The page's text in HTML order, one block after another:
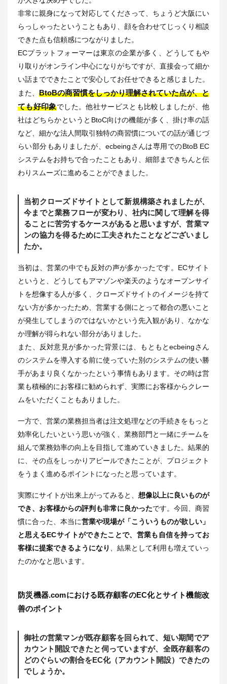
非常に親身になって対応してくださって、ちょうど大阪にい
らっしゃったということもあり、顔を合わせてじっくり相談
できた点も信頼感につながりました。
ECプラットフォーマーは東京の企業が多く、どうしてもや
り取りがオンライン中心になりがちですが、直接会って細か
い話までできたことで安心してお任せできると感じました。
また、 BtoBの商習慣をしっかり理解されていた点が、と
ても好印象でした。他社サービスとも比較しましたが、他
社はどちらかというとBtoC向けの機能が多く、掛け率の話
など、細かな法人間取引独特の商習慣についての話が通じづ
らい部分もありましたが、ecbeingさんは専用でのBtoB EC
システムをお持ちで合ったこともあり、細部まできちんと伝
わりスムーズに進めることができました。
当初クローズドサイトとして新規構築されましたが、
今までと業務フローが変わり、社内に関して理解を得
ることに苦労するケースがあると思いますが、営業マ
ンの協力を得るために工夫されたことなどございまし
たか。
当初は、営業の中でも反対の声が多かったです。ECサイト
というと、どうしてもアマゾンや楽天のようなオープンサイ
トを想像する人が多く、クローズドサイトのイメージを持て
ない方が多かったため、営業する側にとって都合の悪いこと
が発生してしまうのではないかという先入観があり、なかな
か理解が得られない部分がありました。
また、反対意見が多かった背景には、もともとecbeingさん
のシステムを導入する前に使っていた別のシステムの使い勝
手があまり良くなかったという事情もあります。その時は営
業も積極的にお客様に勧められず、実際にお客様からクレー
ムをいただくこともありました。
一方で、営業の業務担当者は注文処理などの手続きをもっと
効率化したいという思いが強く、業務部門と一緒にチームを
組んで業務効率の向上を目指して進めていきました。結果的
に、その点をしっかりアピールできたことが、プロジェクト
をうまく進めるポイントになったと思っています。
実際にサイトが出来上がってみると、 想像以上に良いものが
でき、お客様からの評判も非常に良かったです。今回、商習
慣に合った、本当に営業や現場が「こういうものが欲しい」
と思えるECサイトができたことで、営業も自信を持ってお
客様に提案できるようになり
、結果として利用も増えていっ
たのかなと思います。
防災機器.comにおける既存顧客のEC化とサイト機能改
善のポイント
御社の営業マンが既存顧客を回られて、短い期間でア
カウント開設できたと伺っていますが、全既存顧客の
どのぐらいの割合をEC化（アカウント開設）できたの
でしょうか。